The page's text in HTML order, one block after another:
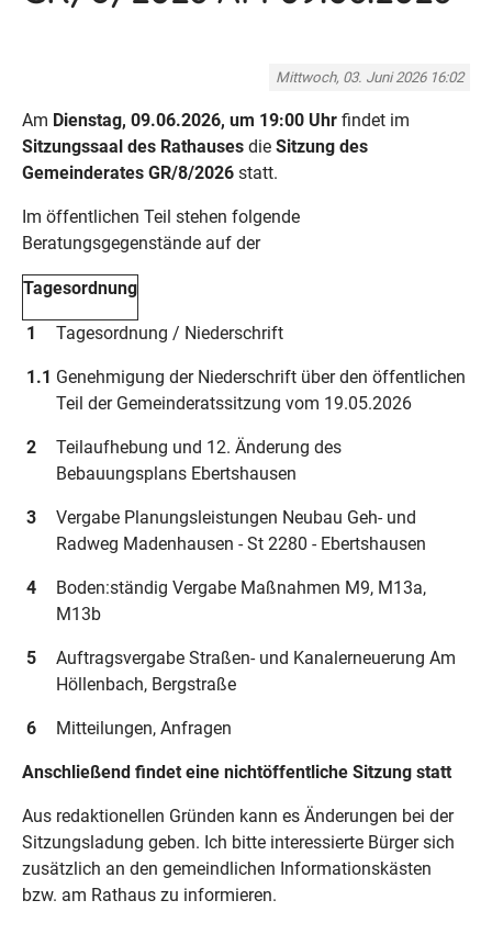
Mittwoch, 03. Juni 2026 16:02
Am Dienstag, 09.06.2026, um 19:00 Uhr findet im
Sitzungssaal des Rathauses die Sitzung des
Gemeinderates GR/8/2026 statt.
Im öffentlichen Teil stehen folgende
Beratungsgegenstände auf der
Tagesordnung
1 Tagesordnung / Niederschrift
1.1 Genehmigung der Niederschrift über den öffentlichen
Teil der Gemeinderatssitzung vom 19.05.2026
2
Teilaufhebung und 12. Änderung des
Bebauungsplans Ebertshausen
3
Vergabe Planungsleistungen Neubau Geh- und
Radweg Madenhausen - St 2280 - Ebertshausen
4
Boden:ständig Vergabe Maßnahmen M9, M13a,
M13b
5
Auftragsvergabe Straßen- und Kanalerneuerung Am
Höllenbach, Bergstraße
6 Mitteilungen, Anfragen
Anschließend findet eine nichtöffentliche Sitzung statt
Aus redaktionellen Gründen kann es Änderungen bei der
Sitzungsladung geben. Ich bitte interessierte Bürger sich
zusätzlich an den gemeindlichen Informationskästen
bzw. am Rathaus zu informieren.